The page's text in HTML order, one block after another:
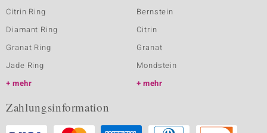
Citrin Ring
Diamant Ring
Granat Ring
Jade Ring
mehr
Bernstein
Citrin
Granat
Mondstein
mehr
Zahlungsinformation